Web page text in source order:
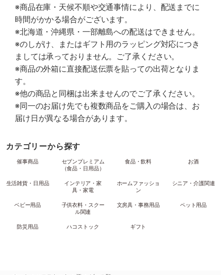
※商品在庫・天候不順や交通事情により、配送までに
時間がかかる場合がございます。
※北海道・沖縄県・一部離島への配送はできません。
※のしがけ、またはギフト用のラッピング対応につき
ましては承っておりません。ご了承ください。
※商品の外箱に直接配送伝票を貼っての出荷となりま
す。
※他の商品と同梱は出来ませんのでご了承ください。
※同一のお届け先でも複数商品をご購入の場合は、お
届け日が異なる場合があります。
カテゴリーから探す
催事商品
セブンプレミアム
（食品・日用品）
食品・飲料 お酒
生活雑貨・日用品
インテリア・家
具・家電
ホームファッショ
ン
シニア・介護関連
ベビー用品
子供衣料・スクー
ル関連
文房具・事務用品 ペット用品
防災用品 ハコストック ギフト